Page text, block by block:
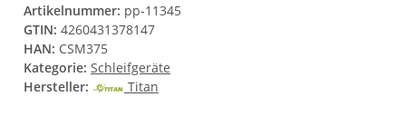
Artikelnummer: pp-11345
GTIN: 4260431378147
HAN: CSM375
Kategorie: Schleifgeräte
Hersteller:
Titan